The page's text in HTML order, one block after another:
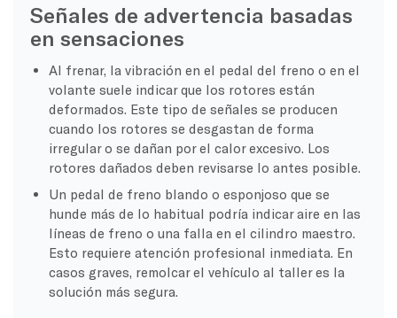
Señales de advertencia basadas
en sensaciones
Al frenar, la vibración en el pedal del freno o en el
volante suele indicar que los rotores están
deformados. Este tipo de señales se producen
cuando los rotores se desgastan de forma
irregular o se dañan por el calor excesivo. Los
rotores dañados deben revisarse lo antes posible.
Un pedal de freno blando o esponjoso que se
hunde más de lo habitual podría indicar aire en las
líneas de freno o una falla en el cilindro maestro.
Esto requiere atención profesional inmediata. En
casos graves, remolcar el vehículo al taller es la
solución más segura.